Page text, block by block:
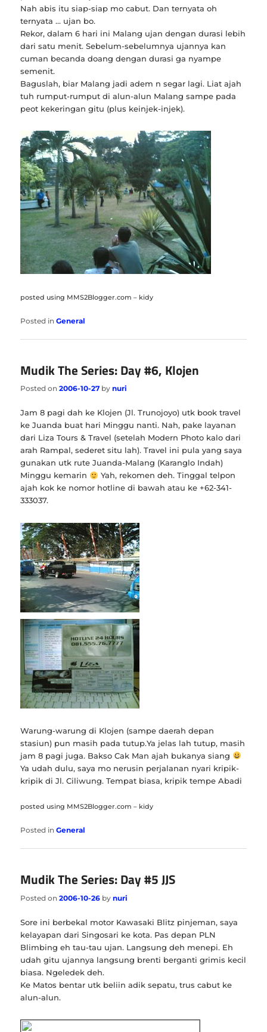
Nah abis itu siap-siap mo cabut. Dan ternyata oh
ternyata … ujan bo.
Rekor, dalam 6 hari ini Malang ujan dengan durasi lebih
dari satu menit. Sebelum-sebelumnya ujannya kan
cuman becanda doang dengan durasi ga nyampe
semenit.
Baguslah, biar Malang jadi adem n segar lagi. Liat ajah
tuh rumput-rumput di alun-alun Malang sampe pada
peot kekeringan gitu (plus keinjek-injek).
posted using MMS2Blogger.com – kidy
Posted in General
Mudik The Series: Day #6, Klojen
Posted on2006-10-27 bynuri
Jam 8 pagi dah ke Klojen (Jl. Trunojoyo) utk book travel
ke Juanda buat hari Minggu nanti. Nah, pake layanan
dari Liza Tours & Travel (setelah Modern Photo kalo dari
arah Rampal, sederet situ lah). Travel ini pula yang saya
gunakan utk rute Juanda-Malang (Karanglo Indah)
Minggu kemarin
Yah, rekomen deh. Tinggal telpon
ajah kok ke nomor hotline di bawah atau ke +62-341-
333037.
Warung-warung di Klojen (sampe daerah depan
stasiun) pun masih pada tutup.Ya jelas lah tutup, masih
jam 8 pagi juga. Bakso Cak Man ajah bukanya siang
Ya udah dulu, saya mo nerusin perjalanan nyari kripik-
kripik di Jl. Ciliwung. Tempat biasa, kripik tempe Abadi
posted using MMS2Blogger.com – kidy
Posted in General
Mudik The Series: Day #5 JJS
Posted on2006-10-26 bynuri
Sore ini berbekal motor Kawasaki Blitz pinjeman, saya
kelayapan dari Singosari ke kota. Pas depan PLN
Blimbing eh tau-tau ujan. Langsung deh menepi. Eh
udah gitu ujannya langsung brenti berganti grimis kecil
biasa. Ngeledek deh.
Ke Matos bentar utk beliin adik sepatu, trus cabut ke
alun-alun.